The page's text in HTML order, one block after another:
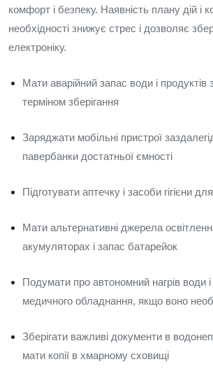
комфорт і безпеку. Наявність плану дій і
необхідності знижує стрес і дозволяє
електроніку.
Мати аварійний запас води і продуктів
терміном зберігання
Заряджати мобільні пристрої
павербанки достатньої ємності
Підготувати аптечку і засоби гігієни
Мати альтернативні джерела
акумуляторах і запас батарейок
Подумати про автономний нагрів води
медичного обладнання, якщо воно
Зберігати важливі документи в
мати копії в хмарному сховищі